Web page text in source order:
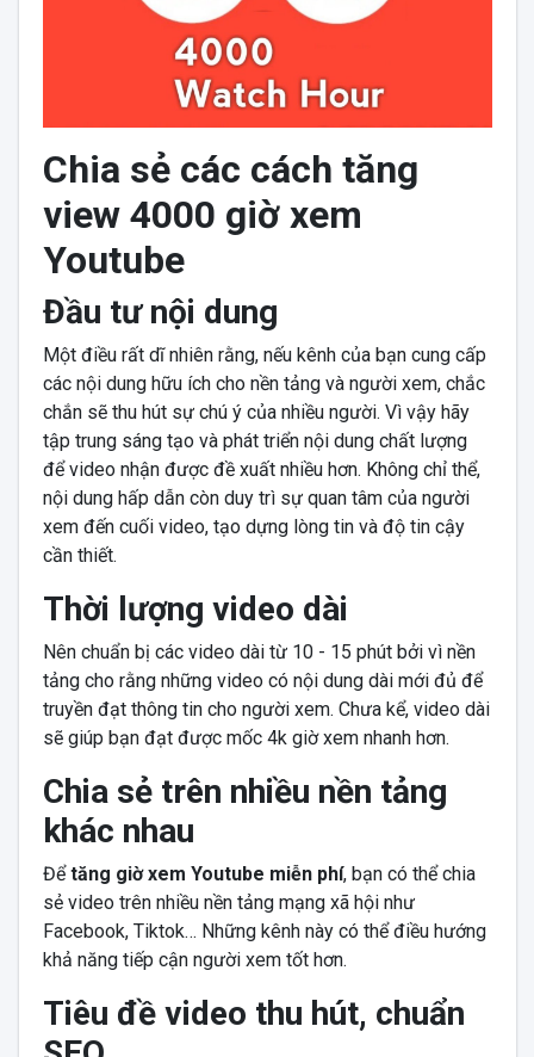
Chia sẻ các cách tăng
view 4000 giờ xem
Youtube
Đầu tư nội dung
Một điều rất dĩ nhiên rằng, nếu kênh của bạn cung cấp
các nội dung hữu ích cho nền tảng và người xem, chắc
chắn sẽ thu hút sự chú ý của nhiều người. Vì vậy hãy
tập trung sáng tạo và phát triển nội dung chất lượng
để video nhận được đề xuất nhiều hơn. Không chỉ thể,
nội dung hấp dẫn còn duy trì sự quan tâm của người
xem đến cuối video, tạo dựng lòng tin và độ tin cậy
cần thiết.
Thời lượng video dài
Nên chuẩn bị các video dài từ 10 - 15 phút bởi vì nền
tảng cho rằng những video có nội dung dài mới đủ để
truyền đạt thông tin cho người xem. Chưa kể, video dài
sẽ giúp bạn đạt được mốc 4k giờ xem nhanh hơn.
Chia sẻ trên nhiều nền tảng
khác nhau
Đểtăng giờ xem Youtube miễn phí, bạn có thể chia
sẻ video trên nhiều nền tảng mạng xã hội như
Facebook, Tiktok… Những kênh này có thể điều hướng
khả năng tiếp cận người xem tốt hơn.
Tiêu đề video thu hút, chuẩn